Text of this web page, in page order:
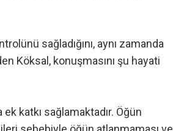
sağladığını, aynı zamanda
Köksal, konuşmasını şu hayati
katkı sağlamaktadır. Öğün